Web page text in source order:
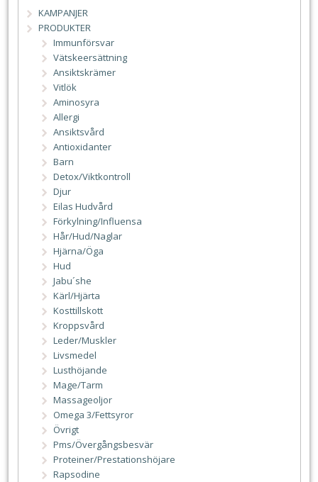
KAMPANJER
PRODUKTER
Immunförsvar
Vätskeersättning
Ansiktskrämer
Vitlök
Aminosyra
Allergi
Ansiktsvård
Antioxidanter
Barn
Detox/Viktkontroll
Djur
Eilas Hudvård
Förkylning/Influensa
Hår/Hud/Naglar
Hjärna/Öga
Hud
Jabu´she
Kärl/Hjärta
Kosttillskott
Kroppsvård
Leder/Muskler
Livsmedel
Lusthöjande
Mage/Tarm
Massageoljor
Omega 3/Fettsyror
Övrigt
Pms/Övergångsbesvär
Proteiner/Prestationshöjare
Rapsodine